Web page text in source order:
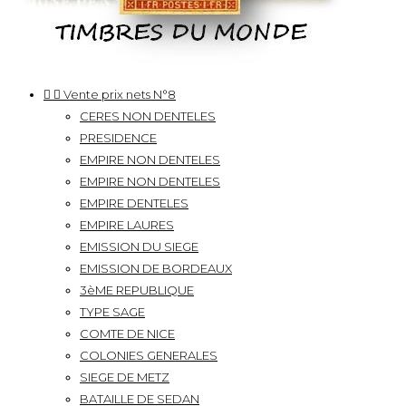
  Vente prix nets N°8
CERES NON DENTELES
PRESIDENCE
EMPIRE NON DENTELES
EMPIRE NON DENTELES
EMPIRE DENTELES
EMPIRE LAURES
EMISSION DU SIEGE
EMISSION DE BORDEAUX
3èME REPUBLIQUE
TYPE SAGE
COMTE DE NICE
COLONIES GENERALES
SIEGE DE METZ
BATAILLE DE SEDAN